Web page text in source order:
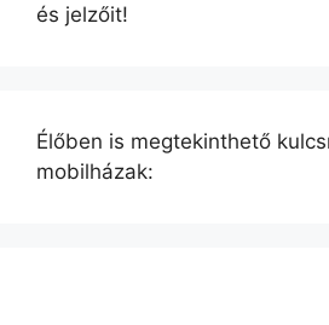
és jelzőit!
Élőben is megtekinthető
mobilházak: